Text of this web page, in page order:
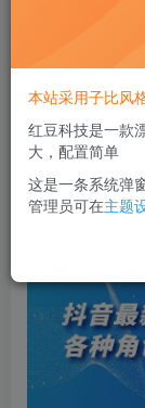
抖音最新流量密
本站采用子比风
红豆科技是一款
大，配置简单
这是一条系统弹
管理员可在主题